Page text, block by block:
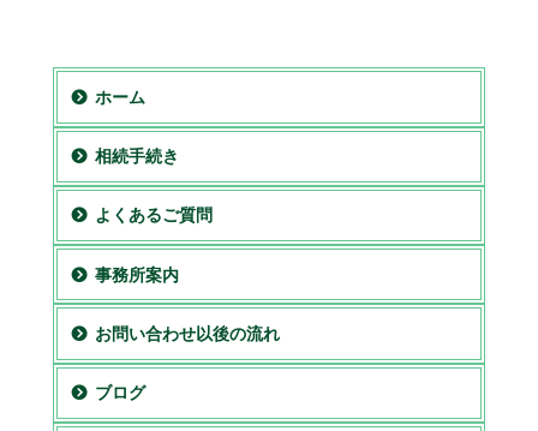
ホーム
相続手続き
よくあるご質問
事務所案内
お問い合わせ以後の流れ
ブログ